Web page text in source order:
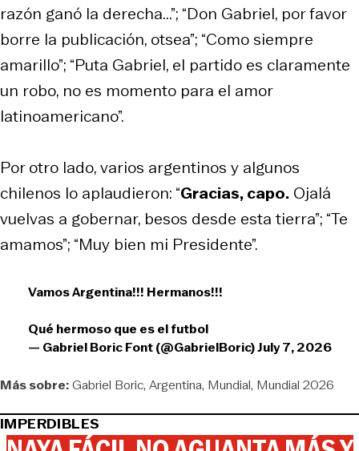
razón ganó la derecha...”; “Don Gabriel, por favor
borre la publicación, otsea”; “Como siempre
amarillo”; “Puta Gabriel, el partido es claramente
un robo, no es momento para el amor
latinoamericano”.
Por otro lado, varios argentinos y algunos
chilenos lo aplaudieron: “Gracias, capo. Ojalá
vuelvas a gobernar, besos desde esta tierra”; “Te
amamos”; “Muy bien mi Presidente”.
Vamos Argentina!!! Hermanos!!!
Qué hermoso que es el futbol
— Gabriel Boric Font (@GabrielBoric)July 7, 2026
Más sobre:Gabriel Boric Argentina Mundial Mundial 2026
IMPERDIBLES